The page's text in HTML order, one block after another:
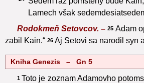
Lamech však
Rodokmeň Setovcov. –25 Adam
zabil Kain.“ 26 Aj Setovi sa narodil syn
Kniha Genezis – Gn 5
1 Toto je zoznam Adamovho